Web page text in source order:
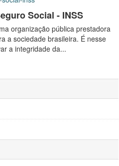
Social - INSS
organização pública prestadora
a sociedade brasileira. É nesse
a integridade da...